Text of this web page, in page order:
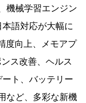
機械学習エンジン
語対応が大幅に
度向上、メモアプ
ス改善、ヘルス
ト、バッテリー
など、多彩な新機